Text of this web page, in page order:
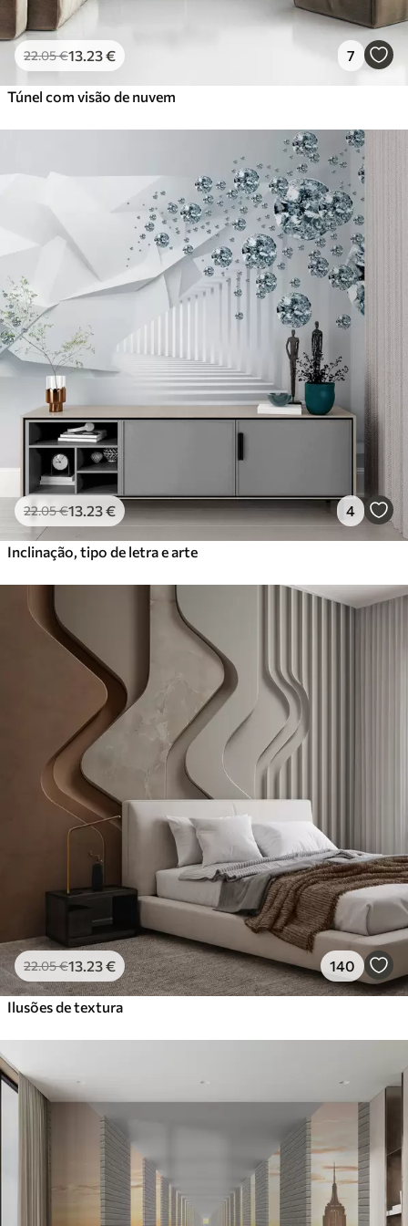
22.05€13.23€ 7
Túnel com visão de nuvem
22.05€13.23€ 4
Inclinação, tipo de letra e arte
22.05€13.23€ 140
Ilusões de textura